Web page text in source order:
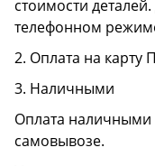
стоимости
телефонном
2. Оплата на карту
3. Наличными
Оплата
самовывозе.